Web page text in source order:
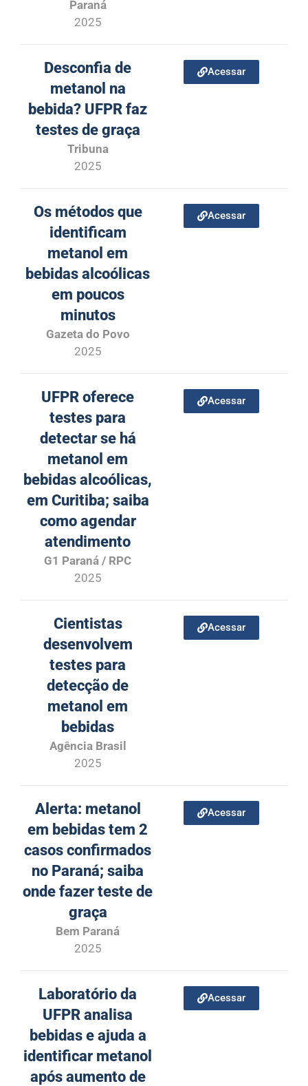
Paraná
2025
Desconfia de
metanol na
bebida? UFPR faz
testes de graça
Tribuna
2025
Acessar
Os métodos que
identificam
metanol em
bebidas alcoólicas
em poucos
minutos
Gazeta do Povo
2025
Acessar
UFPR oferece
testes para
detectar se há
metanol em
bebidas alcoólicas,
em Curitiba; saiba
como agendar
atendimento
G1 Paraná / RPC
2025
Acessar
Cientistas
desenvolvem
testes para
detecção de
metanol em
bebidas
Agência Brasil
2025
Acessar
Alerta: metanol
em bebidas tem 2
casos confirmados
no Paraná; saiba
onde fazer teste de
graça
Bem Paraná
2025
Acessar
Laboratório da
UFPR analisa
bebidas e ajuda a
identificar metanol
após aumento de
Acessar